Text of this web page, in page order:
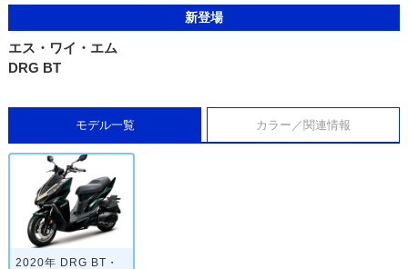
新登場
エス・ワイ・エム
DRG BT
モデル一覧 カラー／関連情報
2020年 DRG BT・